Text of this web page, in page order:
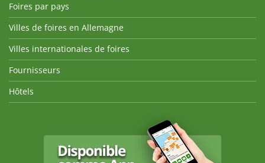
Foires par pays
Villes de foires en Allemagne
Villes internationales de foires
Fournisseurs
Hôtels